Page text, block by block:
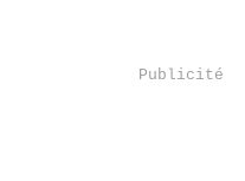
Publicité